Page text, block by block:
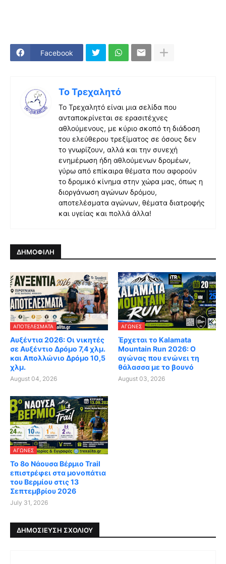
Facebook
Το Τρεχαλητό
Το Τρεχαλητό είναι μια σελίδα που
ανταποκρίνεται σε ερασιτέχνες
αθλούμενους, με κύριο σκοπό τη διάδοση
του ελεύθερου τρεξίματος σε όσους δεν
το γνωρίζουν, αλλά και την συνεχή
ενημέρωση ήδη αθλούμενων δρομέων,
γύρω από επίκαιρα θέματα που αφορούν
το δρομικό κίνημα στην χώρα μας, όπως η
διοργάνωση αγώνων δρόμου,
αποτελέσματα αγώνων, θέματα διατροφής
και υγείας και πολλά άλλα!
ΔΗΜΟΦΙΛΗ
ΑΠΟΤΕΛΈΣΜΑΤΑ
Αυξέντια 2026: Οι νικητές
σε Αυξέντιο Δρόμο 7,4 χλμ.
και Απολλώνιο Δρόμο 10,5
χλμ.
August 04, 2026
ΑΓΏΝΕΣ
Έρχεται το Kalamata
Mountain Run 2026: Ο
αγώνας που ενώνει τη
θάλασσα με το βουνό
August 03, 2026
ΑΓΏΝΕΣ
Το 8ο Νάουσα Βέρμιο Trail
επιστρέφει στα μονοπάτια
του Βερμίου στις 13
Σεπτεμβρίου 2026
July 31, 2026
ΔΗΜΟΣΊΕΥΣΗ ΣΧΟΛΊΟΥ